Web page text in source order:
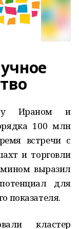
Ираном и
100 млн
встречи с
и торговли
выразил
для
показателя.
кластер